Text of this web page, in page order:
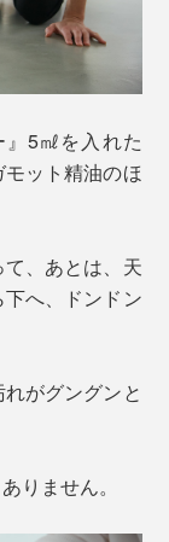
5㎖を入れた
ット精油のほ
、あとは、天
へ、ドンドン
がグングンと
りません。